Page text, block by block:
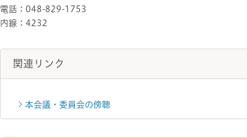
電話：048-829-1753
内線：4232
関連リンク
本会議・委員会の傍聴